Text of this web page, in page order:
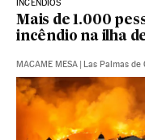
INCÊNDIOS
Mais de 1.000
incêndio na ilha
MACAME MESA | Las Palmas de